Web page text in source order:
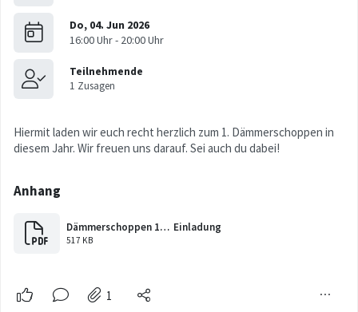
Hiermit laden wir euch recht herzlich zum 1. Dämmerschoppen in
diesem Jahr. Wir freuen uns darauf. Sei auch du dabei!